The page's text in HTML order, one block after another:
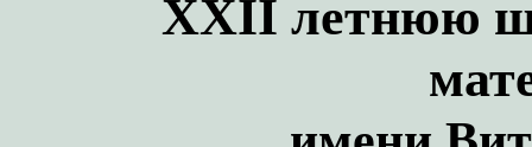
XXII летнюю